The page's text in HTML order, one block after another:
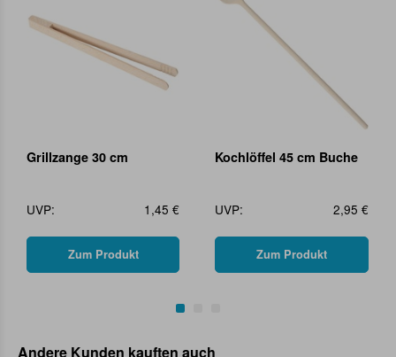
Grillzange 30 cm
UVP: 1,45 €
Zum Produkt
Kochlöffel 45 cm Buche
UVP: 2,95 €
Zum Produkt
Andere Kunden kauften auch